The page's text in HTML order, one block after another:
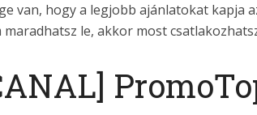
van, hogy a legjobb ajánlatokat kapja
le, akkor most